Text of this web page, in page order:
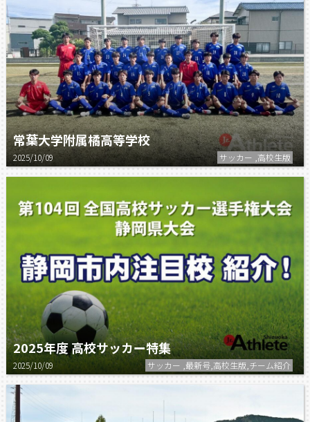
常葉大学附属橘高等学校
2025/10/09 サッカー ,高校生版
2025年度 高校サッカー特集
2025/10/09 サッカー ,最新号,高校生版,チーム紹介